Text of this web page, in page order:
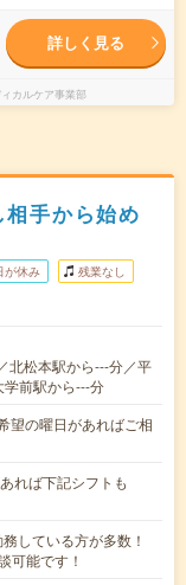
詳しく見る
カルケア事業部
手から始め
が休み 残業なし
北松本駅から---分／平
前駅から---分
望の曜日があればご相
れば下記シフトも
している方が多数！
可能です！